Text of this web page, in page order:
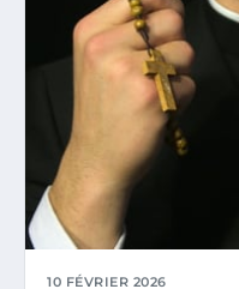
10 FÉVRIER 2026